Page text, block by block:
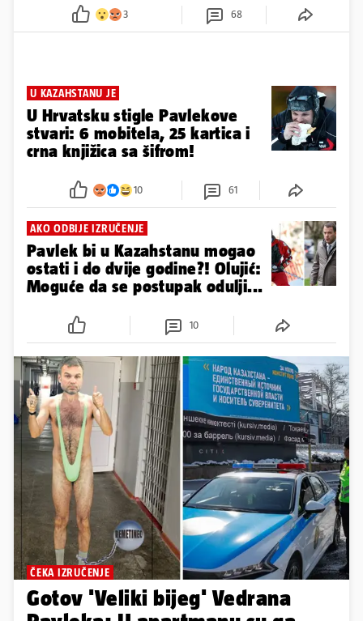
3 68
U KAZAHSTANU JE
U Hrvatsku stigle Pavlekove
stvari: 6 mobitela, 25 kartica i
crna knjižica sa šifrom!
10 61
AKO ODBIJE IZRUČENJE
Pavlek bi u Kazahstanu mogao
ostati i do dvije godine?! Olujić:
Moguće da se postupak odulji...
10
ČEKA IZRUČENJE
Gotov 'Veliki bijeg' Vedrana